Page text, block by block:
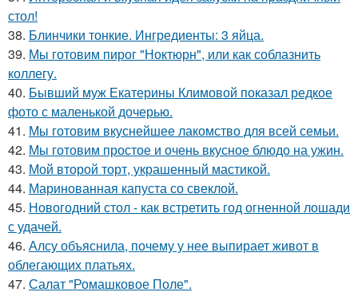
стол!
38. Блинчики тонкие. Ингредиенты: 3 яйца.
39. Мы готовим пирог "Ноктюрн", или как соблазнить
коллегу.
40. Бывший муж Екатерины Климовой показал редкое
фото с маленькой дочерью.
41. Мы готовим вкуснейшее лакомство для всей семьи.
42. Мы готовим простое и очень вкусное блюдо на ужин.
43. Мой второй торт, украшенный мастикой.
44. Маринованная капуста со свеклой.
45. Новогодний стол - как встретить год огненной лошади
с удачей.
46. Алсу объяснила, почему у нее выпирает живот в
облегающих платьях.
47. Салат "Ромашковое Поле".